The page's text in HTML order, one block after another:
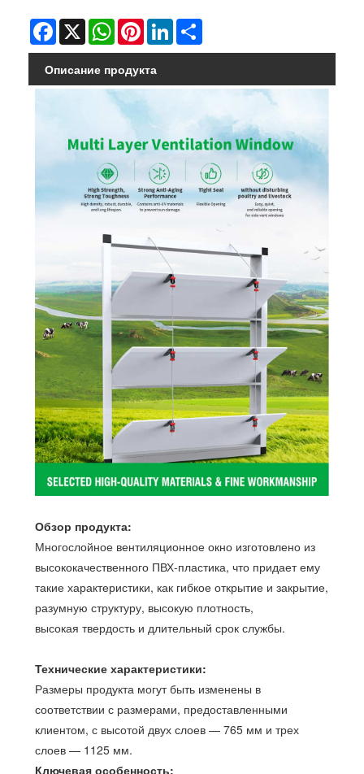
Facebook
X WhatsAppPinterestLinkedIn
Описание продукта
Обзор продукта:
Многослойное вентиляционное окно изготовлено из
высококачественного ПВХ-пластика, что придает ему
такие характеристики, как гибкое открытие и закрытие,
разумную структуру, высокую плотность,
высокая твердость и длительный срок службы.
Технические характеристики:
Размеры продукта могут быть изменены в
соответствии с размерами, предоставленными
клиентом, с высотой двух слоев — 765 мм и трех
слоев — 1125 мм.
Ключевая особенность: